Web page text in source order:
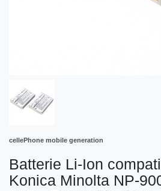
cellePhone mobile generation
Batterie Li-Ion
Konica Minolta NP-